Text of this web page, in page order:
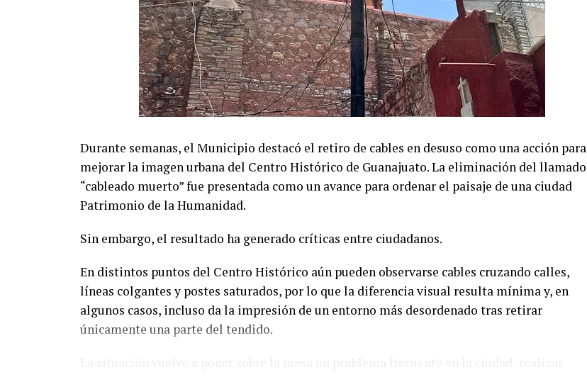
Durante semanas, el Municipio destacó el retiro de cables en desuso como una acción para
mejorar la imagen urbana del Centro Histórico de Guanajuato. La eliminación del llamado
“cableado muerto” fue presentada como un avance para ordenar el paisaje de una ciudad
Patrimonio de la Humanidad.
Sin embargo, el resultado ha generado críticas entre ciudadanos.
En distintos puntos del Centro Histórico aún pueden observarse cables cruzando calles,
líneas colgantes y postes saturados, por lo que la diferencia visual resulta mínima y, en
algunos casos, incluso da la impresión de un entorno más desordenado tras retirar
únicamente una parte del tendido.